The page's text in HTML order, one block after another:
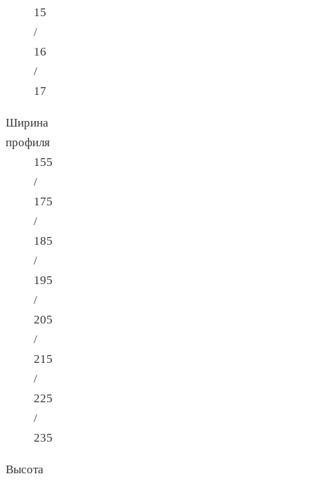
15
/
16
/
17
Ширина
профиля
155
/
175
/
185
/
195
/
205
/
215
/
225
/
235
Высота